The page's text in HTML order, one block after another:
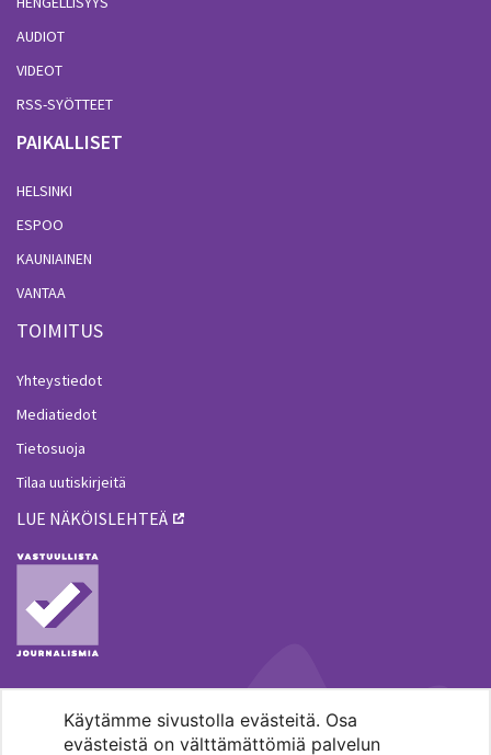
Käytämme sivustolla evästeitä. Osa
evästeistä on välttämättömiä palvelun
AUDIOT
VIDEOT
RSS-SYÖTTEET
PAIKALLISET
HELSINKI
ESPOO
KAUNIAINEN
VANTAA
TOIMITUS
Yhteystiedot
Mediatiedot
Tietosuoja
Tilaa uutiskirjeitä
LUE NÄKÖISLEHTEÄ
MENOHAKU